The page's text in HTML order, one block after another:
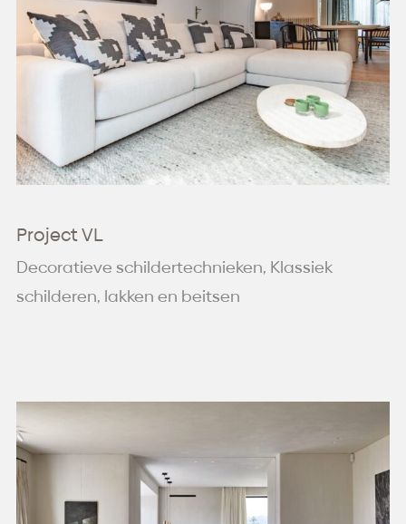
Project VL
Decoratieve schildertechnieken, Klassiek
schilderen, lakken en beitsen